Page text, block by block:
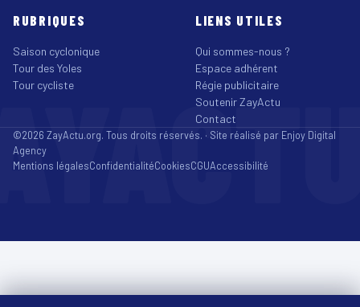
RUBRIQUES
Saison cyclonique
Tour des Yoles
Tour cycliste
LIENS UTILES
Qui sommes-nous ?
Espace adhérent
Régie publicitaire
Soutenir ZayActu
Contact
©2026 ZayActu.org. Tous droits réservés. · Site réalisé par Enjoy Digital
Agency
Mentions légalesConfidentialitéCookiesCGUAccessibilité